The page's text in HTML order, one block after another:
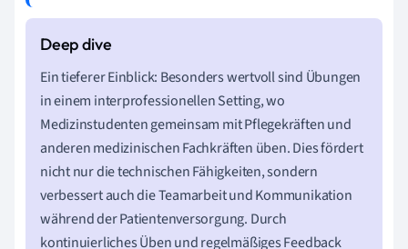
Ein tieferer Einblick: Besonders wertvoll sind Übungen
in einem interprofessionellen Setting, wo
Medizinstudenten gemeinsam mit Pflegekräften und
anderen medizinischen Fachkräften üben. Dies fördert
nicht nur die technischen Fähigkeiten, sondern
verbessert auch die Teamarbeit und Kommunikation
während der Patientenversorgung. Durch
kontinuierliches Üben und regelmäßiges Feedback